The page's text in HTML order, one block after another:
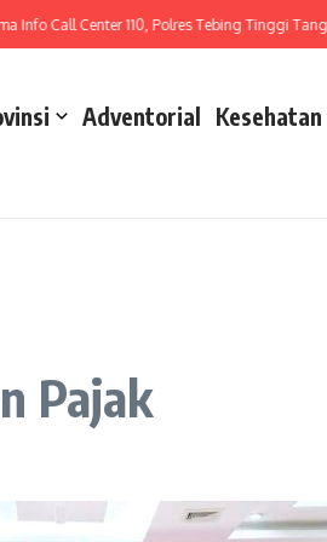
Call Center 110, Polres Tebing Tinggi Tangani
Adventorial Kesehatan
Pajak